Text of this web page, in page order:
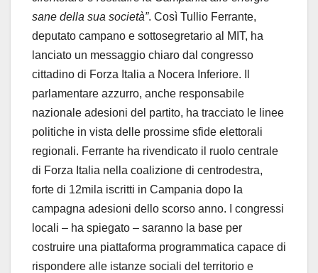
sane della sua società”. Così Tullio Ferrante,
deputato campano e sottosegretario al MIT, ha
lanciato un messaggio chiaro dal congresso
cittadino di Forza Italia a Nocera Inferiore. Il
parlamentare azzurro, anche responsabile
nazionale adesioni del partito, ha tracciato le linee
politiche in vista delle prossime sfide elettorali
regionali. Ferrante ha rivendicato il ruolo centrale
di Forza Italia nella coalizione di centrodestra,
forte di 12mila iscritti in Campania dopo la
campagna adesioni dello scorso anno. I congressi
locali – ha spiegato – saranno la base per
costruire una piattaforma programmatica capace di
rispondere alle istanze sociali del territorio e